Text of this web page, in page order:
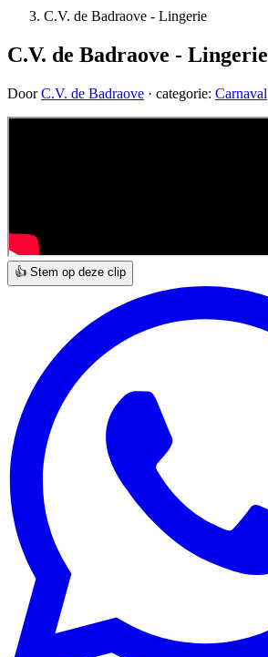
C.V. de Badraove - Lingerie
C.V. de Badraove - Lingerie
DoorC.V. de Badraove · categorie: Carnaval
👍 Stem op deze clip